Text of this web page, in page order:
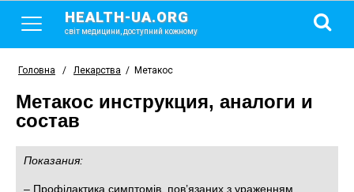
HEALTH-UA.ORG
світ медицини, доступний кожному
Головна / Лекарства / Метакос
Метакос инструкция, аналоги и
состав
Показания:
– Профілактика симптомів, пов’язаних з ураженням